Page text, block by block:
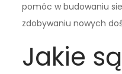
pomóc w budowaniu
zdobywaniu nowych
Jakie są